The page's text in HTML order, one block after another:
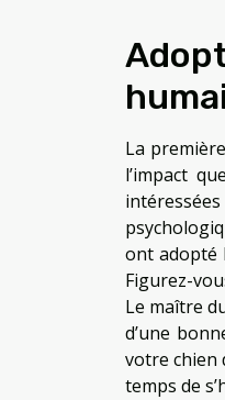
La
l’impact
ont adopté
Figurez-
Le maître
d’une
votre chien
temps de